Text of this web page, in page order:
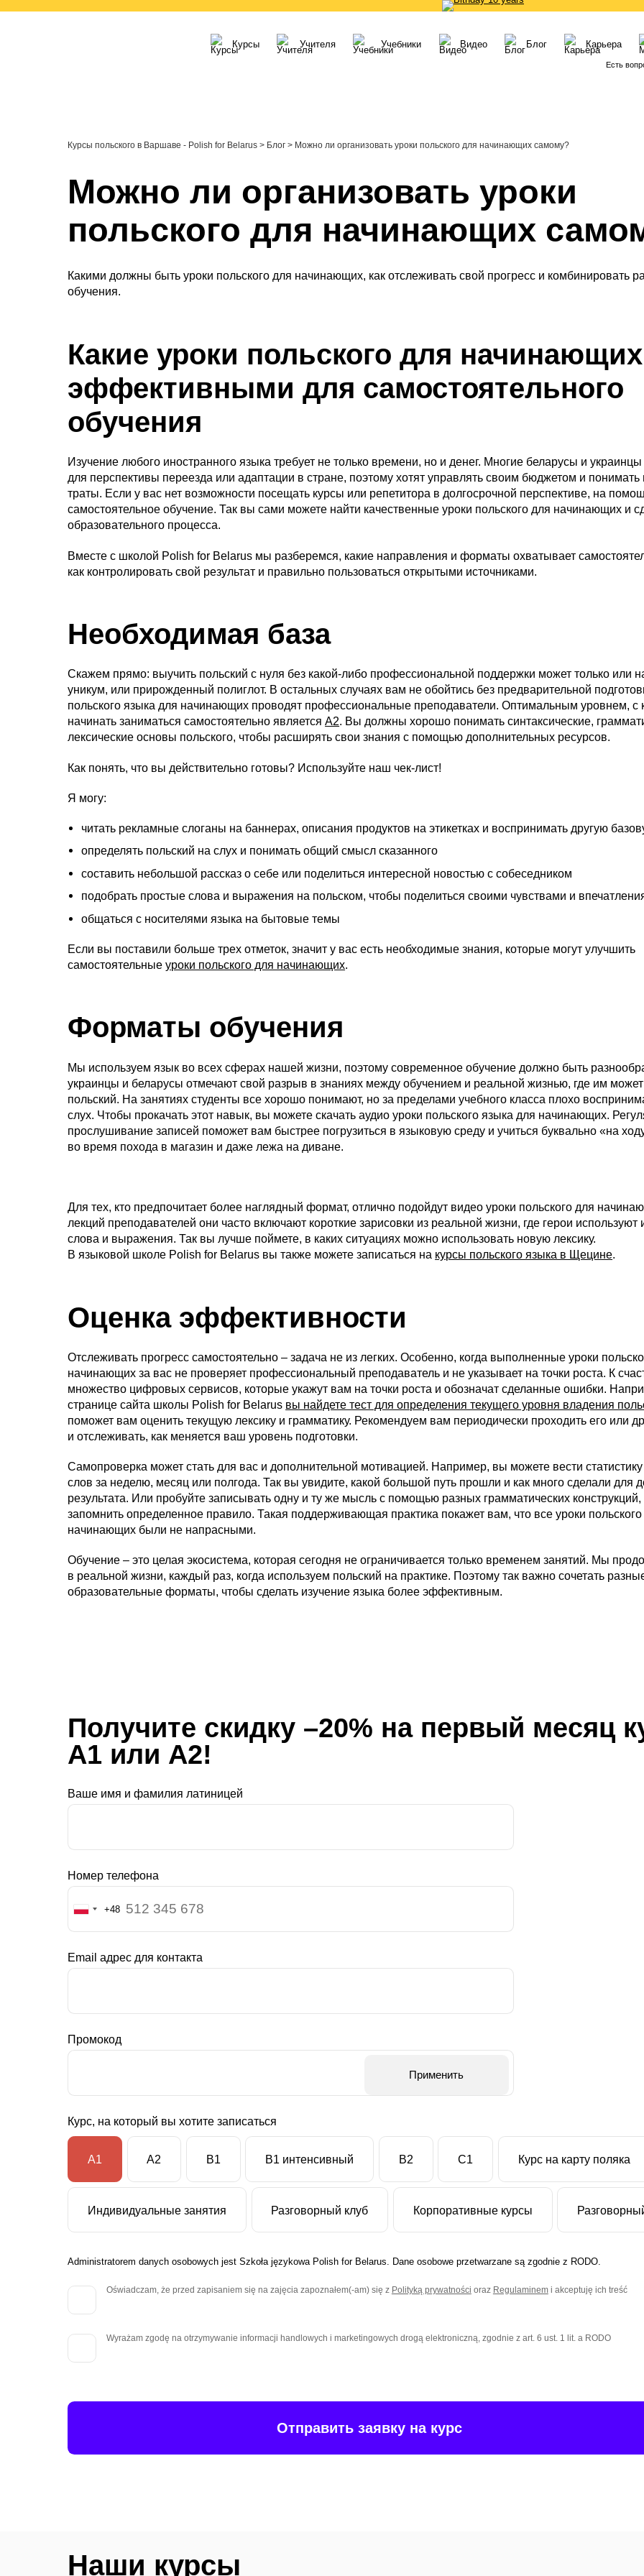
Есть
Курсы Учителя Учебники Видео Блог Карьера
Курсы польского в Варшаве - Polish for Belarus > Блог > Можно ли организовать уроки польского для начинающих самому?
Можно ли организовать уроки
польского для начинающих
Какими должны бытьуроки польского для начинающих, как отслеживать свой прогресс и комбинировать
обучения.
Какие уроки польского для
эффективными для самостоятельного
обучения
Изучение любого иностранного языка требует не только времени, но и денег. Многие беларусы и украинцы
для перспективы переезда или адаптации в стране, поэтому хотят управлять своим бюджетом и
траты. Если у вас нет возможности посещать курсы или репетитора в долгосрочной перспективе, на
самостоятельное обучение. Так вы сами можете найти качественные уроки польского для начинающих и
образовательного процесса.
Вместе с школой Polish for Belarus мы разберемся, какие направления и форматы охватывает
как контролировать свой результат и правильно пользоваться открытыми источниками.
Необходимая база
Скажем прямо: выучить польский с нуля без какой-либо профессиональной поддержки может только или
уникум, или прирожденный полиглот. В остальных случаях вам не обойтись без предварительной
польского языка для начинающих проводят профессиональные преподаватели. Оптимальным уровнем, с
начинать заниматься самостоятельно являетсяA2. Вы должны хорошо понимать синтаксические,
лексические основы польского, чтобы расширять свои знания с помощью дополнительных ресурсов.
Как понять, что вы действительно готовы? Используйте наш чек-лист!
Я могу:
читать рекламные слоганы на баннерах, описания продуктов на этикетках и воспринимать другую
определять польский на слух и понимать общий смысл сказанного
составить небольшой рассказ о себе или поделиться интересной новостью с собеседником
подобрать простые слова и выражения на польском, чтобы поделиться своими чувствами и
общаться с носителями языка на бытовые темы
Если вы поставили больше трех отметок, значит у вас есть необходимые знания, которые могут улучшить
самостоятельныеуроки польского для начинающих.
Форматы обучения
Мы используем язык во всех сферах нашей жизни, поэтому современное обучение должно быть
украинцы и беларусы отмечают свой разрыв в знаниях между обучением и реальной жизнью, где им
польский. На занятиях студенты все хорошо понимают, но за пределами учебного класса плохо
слух. Чтобы прокачать этот навык, вы можете скачать аудио уроки польского языка для начинающих.
прослушивание записей поможет вам быстрее погрузиться в языковую среду и учиться буквально «на
во время похода в магазин и даже лежа на диване.
Для тех, кто предпочитает более наглядный формат, отлично подойдут видео уроки польского для
лекций преподавателей они часто включают короткие зарисовки из реальной жизни, где герои используют
слова и выражения. Так вы лучше поймете, в каких ситуациях можно использовать новую лексику.
В языковой школе Polish for Belarus вы также можете записаться на курсы польского языка в Щецине.
Оценка эффективности
Отслеживать прогресс самостоятельно – задача не из легких. Особенно, когда выполненные уроки
начинающих за вас не проверяет профессиональный преподаватель и не указывает на точки роста. К
множество цифровых сервисов, которые укажут вам на точки роста и обозначат сделанные ошибки.
странице сайта школы Polish for Belarus вы найдете тест для определения текущего уровня владения
поможет вам оценить текущую лексику и грамматику. Рекомендуем вам периодически проходить его или
и отслеживать, как меняется ваш уровень подготовки.
Самопроверка может стать для вас и дополнительной мотивацией. Например, вы можете вести
слов за неделю, месяц или полгода. Так вы увидите, какой большой путь прошли и как много сделали для
результата. Или пробуйте записывать одну и ту же мысль с помощью разных грамматических
запомнить определенное правило. Такая поддерживающая практика покажет вам, что все уроки
начинающих были не напрасными.
Обучение – это целая экосистема, которая сегодня не ограничивается только временем занятий. Мы
в реальной жизни, каждый раз, когда используем польский на практике. Поэтому так важно сочетать
образовательные форматы, чтобы сделать изучение языка более эффективным.
Получите скидку –20% на первый месяц
А1 или А2!
Ваше имя и фамилия латиницей
Номер телефона
Poland+48
Email адрес для контакта
Промокод
Применить
Курс, на который вы хотите записаться
A1 A2 B1 B1 интенсивный B2 C1 Курс на карту поляка
Индивидуальные занятия Разговорный клуб Корпоративные курсы
Administratorem danych osobowych jest Szkoła językowa Polish for Belarus. Dane osobowe przetwarzane są zgodnie z RODO.
Oświadczam, że przed zapisaniem się na zajęcia zapoznałem(-am) się z Polityką prywatności oraz Regulaminemi akceptuję ich treść
Wyrażam zgodę na otrzymywanie informacji handlowych i marketingowych drogą elektroniczną, zgodnie z art. 6 ust. 1 lit. a RODO
Отправить заявку на курс
Наши курсы